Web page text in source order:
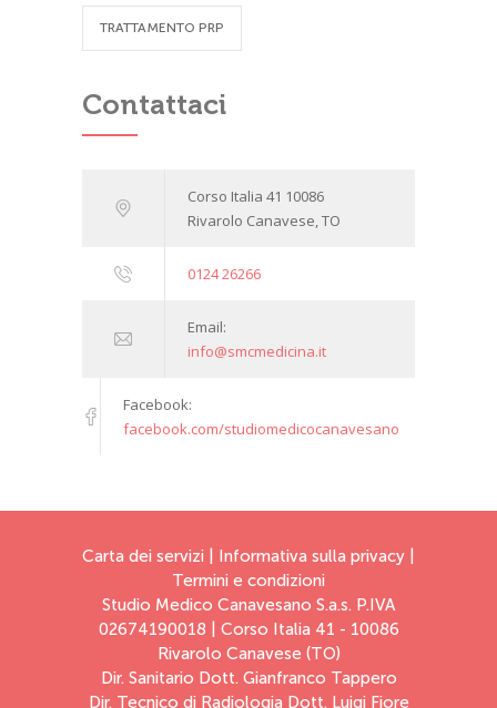
TRATTAMENTO PRP
Contattaci
Corso Italia 41 10086
Rivarolo Canavese, TO
0124 26266
Email:
info@smcmedicina.it
Facebook:
facebook.com/studiomedicocanavesano
Carta dei servizi Informativa sulla privacy
Termini e condizioni
Studio Medico Canavesano S.a.s. P.IVA
02674190018 | Corso Italia 41 - 10086
Rivarolo Canavese (TO)
Dir. Sanitario Dott. Gianfranco Tappero
Dir. Tecnico di Radiologia Dott. Luigi Fiore